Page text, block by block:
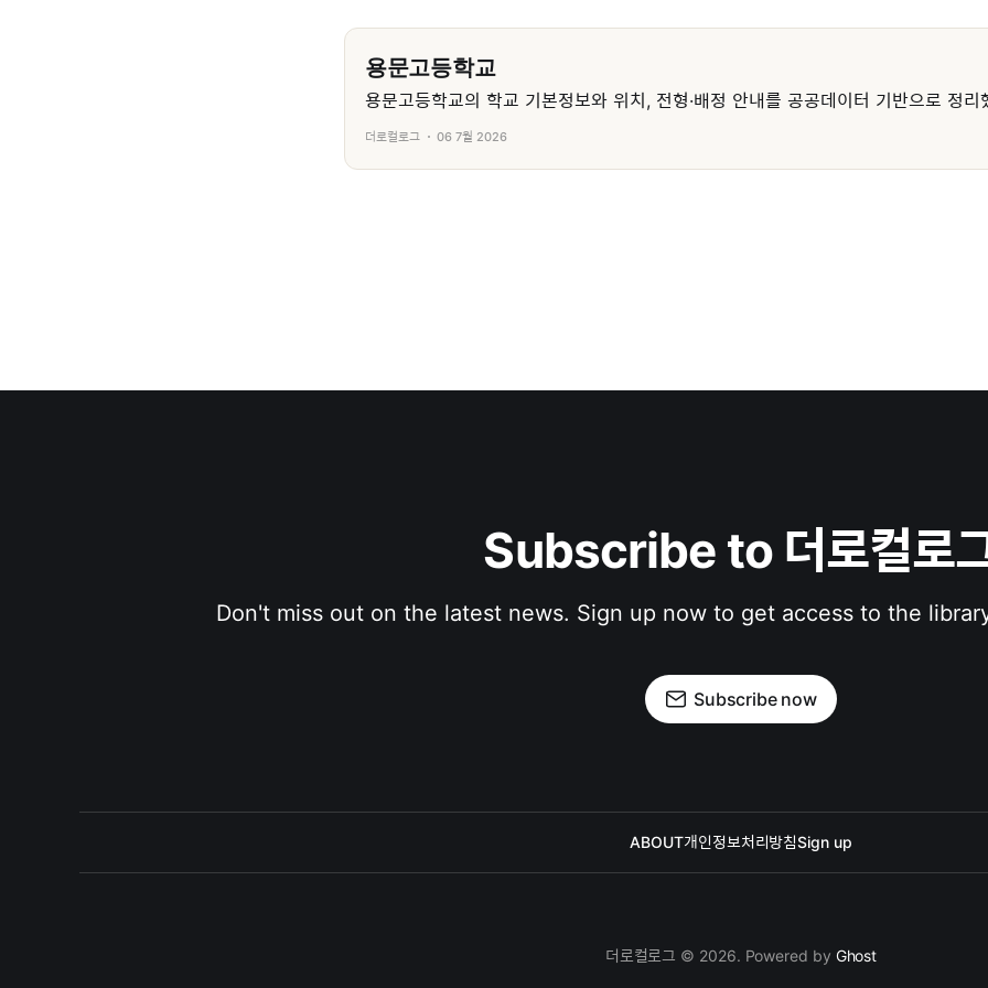
용문고등학교
용문고등학교의 학교 기본정보와 위치, 전형·배정 안내를 공공데이터 기반으로 정리
더로컬로그 06 7월 2026
Subscribe to 더로컬로
Don't miss out on the latest news. Sign up now to get access to the
Subscribe now
ABOUT개인정보처리방침Sign up
더로컬로그 © 2026. Powered by Ghost